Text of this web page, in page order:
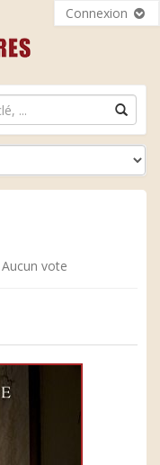
Connexion
Aucun vote